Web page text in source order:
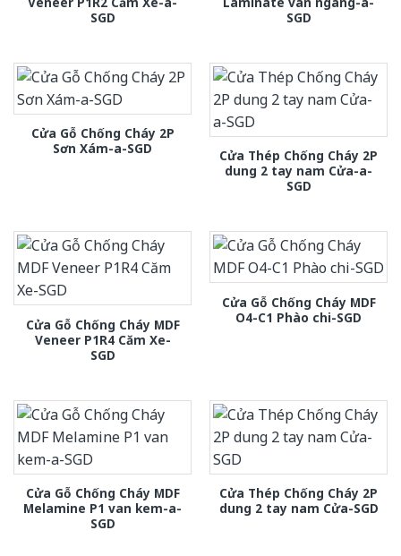
SGD
SGD
Cửa Gỗ Chống Cháy 2P
Sơn Xám-a-SGD
Cửa Thép Chống Cháy 2P
dung 2 tay nam Cửa-a-
SGD
Cửa Gỗ Chống Cháy MDF
Veneer P1R4 Căm Xe-
SGD
Cửa Gỗ Chống Cháy MDF
O4-C1 Phào chi-SGD
Cửa Gỗ Chống Cháy MDF
Melamine P1 van kem-a-
SGD
Cửa Thép Chống Cháy 2P
dung 2 tay nam Cửa-SGD